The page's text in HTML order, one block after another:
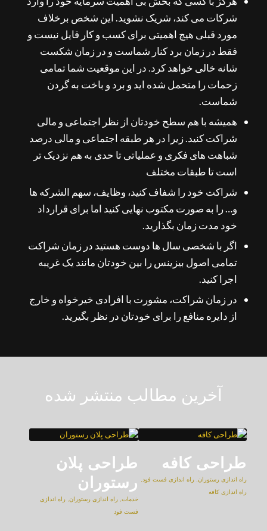
شرکات می کند، شریک نشوید. این شخص برخلاف
مورد قبلی هیچ اهمیتی برای کسب و کار قایل نیست و
فقط در زمان برد کنار شماست و در زمان شکست
شانه خالی خواهد کرد. در این موقعیت شما تمامی
زحمات را متحمل شده اید و برد و باخت به گردن
شماست.
همیشه با هم سطح خودتان از نظر اجتماعی و مالی
شراکت کنید. زیرا در هر طبقه اجتماعی و مالی درصد
شباهت های فکری و عملیاتی تا حدی به هم نزدیک تر
است تا طبقات مختلف
شراکت خود را شفاف کنید، وظایف، سهم الشرکه ها
و… را به صورت مکتوب نهایی کنید اما برای قرارداد
خود مدت زمان بگذارید.
اگر با شخصی سال ها دوست هستید در زمان شراکت
تمامی اصول بیزینس را بین خودتان مانند یک غریبه
اجرا کنید.
در زمان شراکت، مشورت با افرادی خیرخواه و خارج
از دایره منافع را برای خودتان در نظر بگیرید.
آخرین مطالب منتشر شده
طراحی کافه
راه اندازی رستوران, راه اندازی فست فود
راه اندازی کافه
طراحی پلان
رستوران
خدمات ,راه اندازی رستوران ,راه اندازی
فست فود